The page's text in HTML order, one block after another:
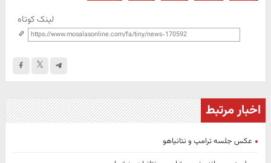
لینک کوتاه
اخبار مرتبط
عکس جلسه ترامپ و نتانیاهو